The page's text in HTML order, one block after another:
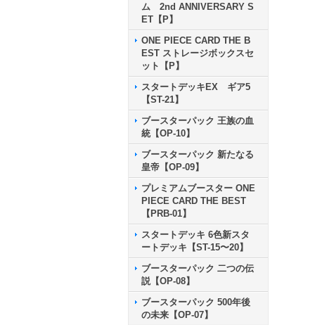
ム 2nd ANNIVERSARY S
ET【P】
ONE PIECE CARD THE B
EST ストレージボックスセ
ット【P】
スタートデッキEX ギア5
【ST-21】
ブースターパック 王族の血
統【OP-10】
ブースターパック 新たなる
皇帝【OP-09】
プレミアムブースター ONE
PIECE CARD THE BEST
【PRB-01】
スタートデッキ 6色新スタ
ートデッキ【ST-15〜20】
ブースターパック 二つの伝
説【OP-08】
ブースターパック 500年後
の未来【OP-07】